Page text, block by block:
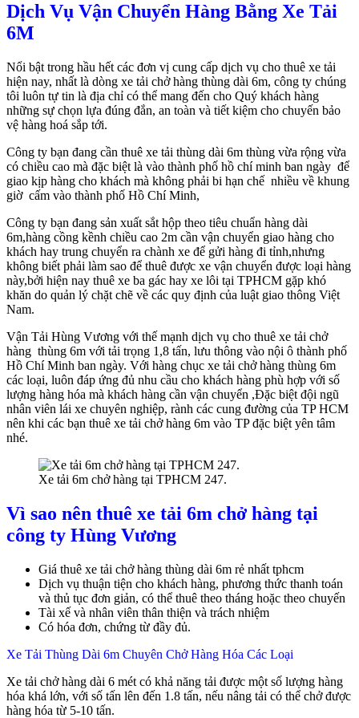
Dịch Vụ Vận Chuyển Hàng Bằng Xe Tải
6M
Nổi bật trong hầu hết các đơn vị cung cấp dịch vụ cho thuê xe tải
hiện nay, nhất là dòng xe tải chở hàng thùng dài 6m, công ty chúng
tôi luôn tự tin là địa chỉ có thể mang đến cho Quý khách hàng
những sự chọn lựa đúng đắn, an toàn và tiết kiệm cho chuyến bảo
vệ hàng hoá sắp tới.
Công ty bạn đang cần thuê xe tải thùng dài 6m thùng vừa rộng vừa
có chiều cao mà đặc biệt là vào thành phố hồ chí minh ban ngày để
giao kịp hàng cho khách mà không phải bi hạn chế nhiều về khung
giờ cấm vào thành phố Hồ Chí Minh,
Công ty bạn đang sản xuất sắt hộp theo tiêu chuẩn hàng dài
6m,hàng cồng kềnh chiều cao 2m cần vận chuyển giao hàng cho
khách hay trung chuyển ra chành xe để gửi hàng đi tỉnh,nhưng
không biết phải làm sao để thuê được xe vận chuyển được loại hàng
này,bởi hiện nay thuê xe ba gác hay xe lôi tại TPHCM gặp khó
khăn do quản lý chặt chẽ về các quy định của luật giao thông Việt
Nam.
Vận Tải Hùng Vương với thế mạnh dịch vụ cho thuê xe tải chở
hàng thùng 6m với tải trọng 1,8 tấn, lưu thông vào nội ô thành phố
Hồ Chí Minh ban ngày. Với hàng chục xe tải chở hàng thùng 6m
các loại, luôn đáp ứng đủ nhu cầu cho khách hàng phù hợp với số
lượng hàng hóa mà khách hàng cần vận chuyển ,Đặc biệt đội ngũ
nhân viên lái xe chuyên nghiệp, rành các cung đường của TP HCM
nên khi các bạn thuê xe tải chở hàng 6m vào TP đặc biệt yên tâm
nhé.
Xe tải 6m chở hàng tại TPHCM 247.
Vì sao nên thuê xe tải 6m chở hàng tại
công ty Hùng Vương
Giá thuê xe tải chở hàng thùng dài 6m rẻ nhất tphcm
Dịch vụ thuận tiện cho khách hàng, phương thức thanh toán
và thủ tục đơn giản, có thể thuê theo tháng hoặc theo chuyến
Tài xế và nhân viên thân thiện và trách nhiệm
Có hóa đơn, chứng từ đầy đủ.
Xe Tải Thùng Dài 6m Chuyên Chở Hàng Hóa Các Loại
Xe tải chở hàng dài 6 mét có khả năng tải được một số lượng hàng
hóa khá lớn, với số tấn lên đến 1.8 tấn, nếu nâng tải có thể chở được
hàng hóa từ 5-10 tấn.